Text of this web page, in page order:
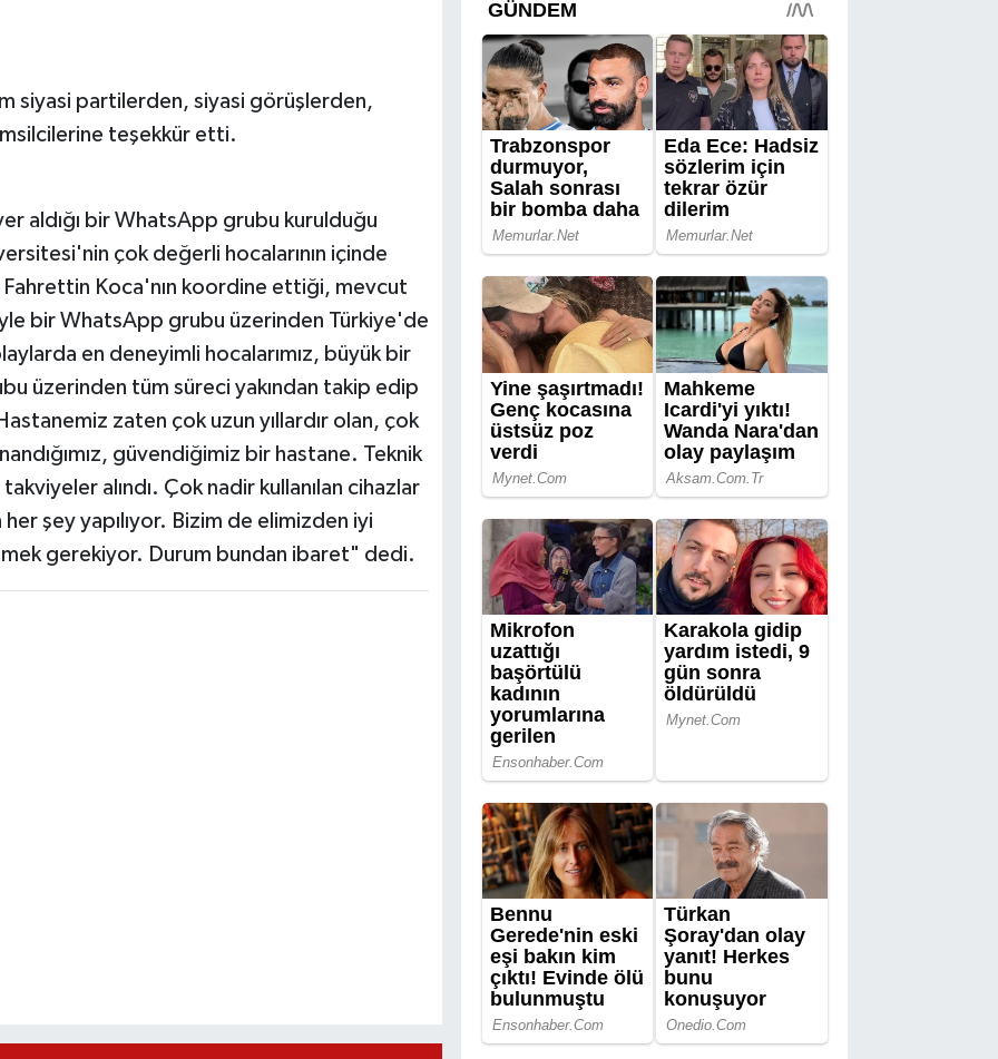
siyasi partilerden, siyasi görüşlerden,
teşekkür etti.
aldığı bir WhatsApp grubu kurulduğu
çok değerli hocalarının içinde
Fahrettin Koca'nın koordine ettiği, mevcut
bir WhatsApp grubu üzerinden Türkiye'de
en deneyimli hocalarımız, büyük bir
üzerinden tüm süreci yakından takip edip
zaten çok uzun yıllardır olan, çok
güvendiğimiz bir hastane. Teknik
alındı. Çok nadir kullanılan cihazlar
şey yapılıyor. Bizim de elimizden iyi
gerekiyor. Durum bundan ibaret" dedi.